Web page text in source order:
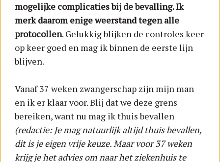
mogelijke complicaties bij de bevalling. Ik
merk daarom enige weerstand tegen alle
protocollen. Gelukkig blijken de controles keer
op keer goed en mag ik binnen de eerste lijn
blijven.
Vanaf 37 weken zwangerschap zijn mijn man
en ik er klaar voor. Blij dat we deze grens
bereiken, want nu mag ik thuis bevallen
(redactie: Je mag natuurlijk altijd thuis bevallen,
dit is je eigen vrije keuze. Maar voor 37 weken
krijg je het advies om naar het ziekenhuis te